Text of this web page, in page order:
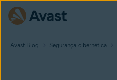
Avast Blog Segurança cibernética